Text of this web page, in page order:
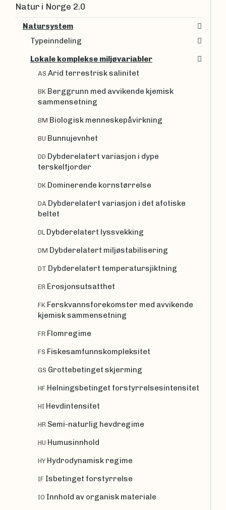
Natur i Norge 2.0
Natursystem
Typeinndeling
Lokale komplekse miljøvariabler
AS Arid terrestrisk salinitet
BK Berggrunn med avvikende kjemisk
sammensetning
BM Biologisk menneskepåvirkning
BU Bunnujevnhet
DD Dybderelatert variasjon i dype
terskelfjorder
DK Dominerende kornstørrelse
DA Dybderelatert variasjon i det afotiske
beltet
DL Dybderelatert lyssvekking
DM Dybderelatert miljøstabilisering
DT Dybderelatert temperatursjiktning
ER Erosjonsutsatthet
FK Ferskvannsforekomster med avvikende
kjemisk sammensetning
FR Flomregime
FS Fiskesamfunnskompleksitet
GS Grottebetinget skjerming
HF Helningsbetinget forstyrrelsesintensitet
HI Hevdintensitet
HR Semi-naturlig hevdregime
HU Humusinnhold
HY Hydrodynamisk regime
IF Isbetinget forstyrrelse
IO Innhold av organisk materiale